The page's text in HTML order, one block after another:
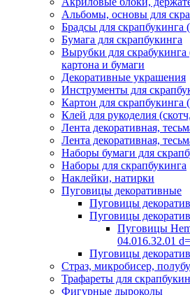
Альбомы, основы для
Брадсы для скрапбукинга
Бумага для скрапбукинга
Вырубки для
картона и бумаги
Декоративные украшения
Инструменты для
Картон для скрапбукинга
Клей для рукоделия
Лента декоративная,
Лента декоративная,
Наборы бумаги для
Наборы для скрапбукинга
Наклейки, натирки
Пуговицы декоративные
Пуговицы
Пуговицы
Пуговицы
04.016.32.01
Пуговицы
Страз, микробисер,
Трафареты для
Фигурные дыроколы